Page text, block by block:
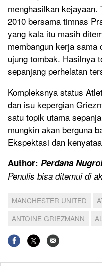
menghasilkan kejayaan.
2010 bersama timnas
yang kala itu masih
membangun kerja sama
ujung tombak. Hasilnya
sepanjang perhelatan
Kompleksnya status
dan isu kepergian
satu topik utama
mungkin akan berguna
Ekspektasi dan
Author: Perdana
Penulis bisa ditemui di
MANCHESTER UNITED
ANTOINE GRIEZMANN